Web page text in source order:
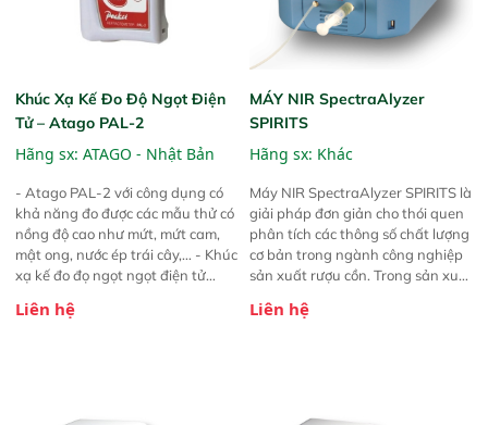
Máy quang phổ đo màu tiên tiến
của chúng tôi đảm bảo thành
nghiệp bia yêu cầu.
Khúc Xạ Kế Đo Độ Ngọt Điện
Tử – Atago PAL-2
Hãng sx: ATAGO - Nhật Bản
- Atago PAL-2 với công dụng có
khả năng đo được các mẫu thử có
nồng độ cao như mứt, mứt cam,
mật ong, nước ép trái cây,… - Khúc
xạ kế đo đọ ngọt ngọt điện tử
hãng từ thương hiệu Atago, một
đo được độ ngọt của các mẫu có
Liên hệ
MÁY NIR SpectraAlyzer
SPIRITS
Hãng sx: Khác
Máy NIR SpectraAlyzer SPIRITS là
giải pháp đơn giản cho thói quen
phân tích các thông số chất lượng
cơ bản trong ngành công nghiệp
sản xuất rượu cồn. Trong sản xuất
SPIRITS thực hiện các phép kiểm
sát chặt chẽ bằng cách phân tích
Liên hệ